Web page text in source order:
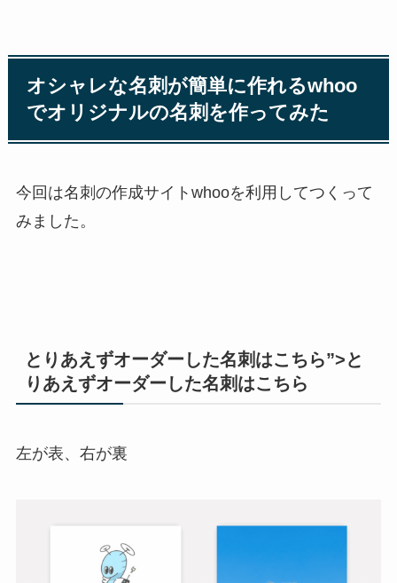
オシャレな名刺が簡単に作れるwhoo
でオリジナルの名刺を作ってみた
今回は名刺の作成サイトwhooを利用してつくって
みました。
とりあえずオーダーした名刺はこちら”>と
りあえずオーダーした名刺はこちら
左が表、右が裏